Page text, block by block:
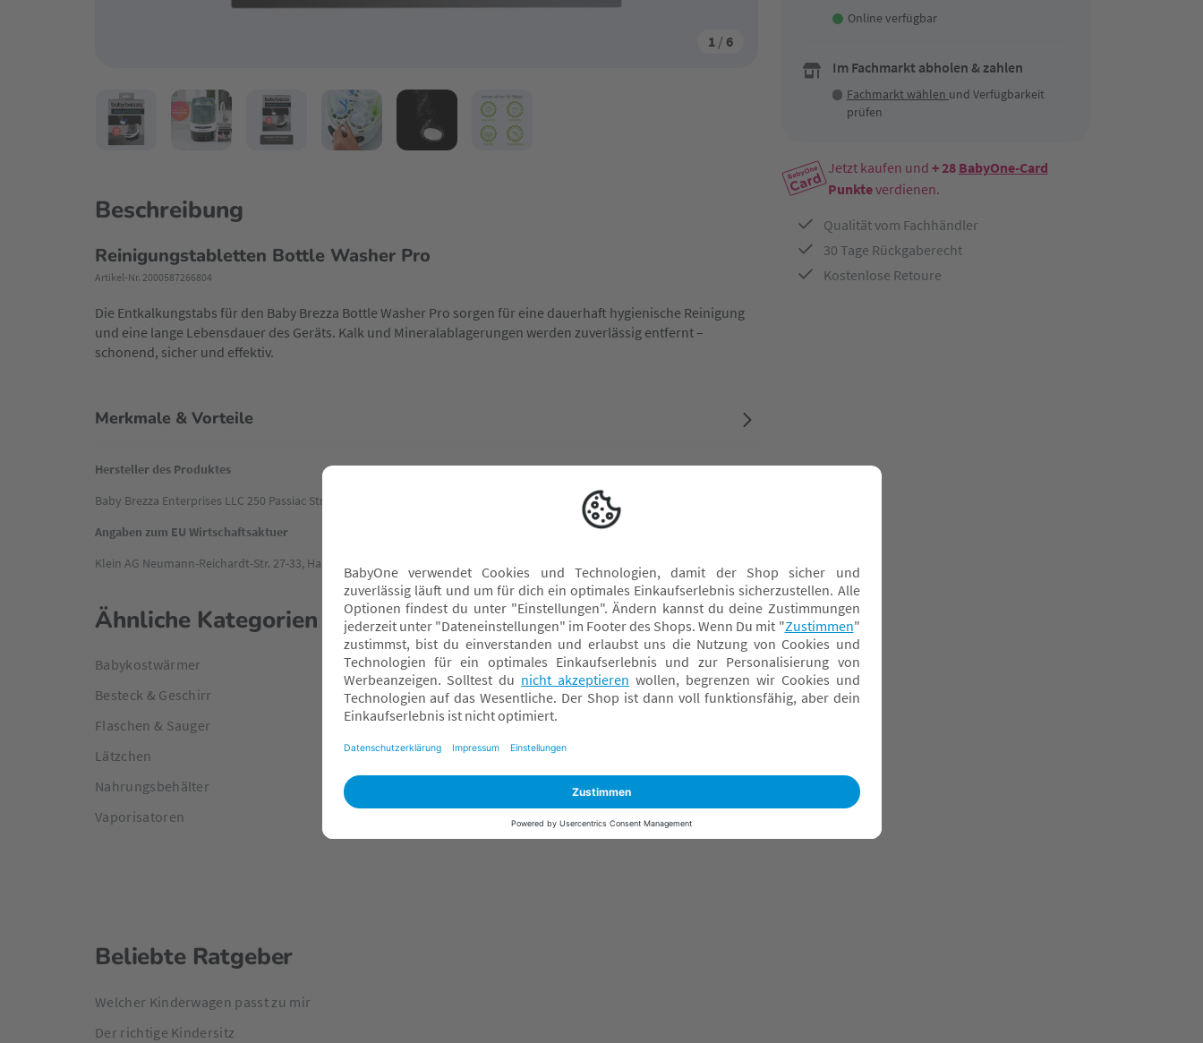
1 / 6
Online verfügbar
Im Fachmarkt abholen & zahlen
Fachmarkt wählen und Verfügbarkeit
prüfen
Jetzt kaufen und + 28 BabyOne-Card
Punkteverdienen.
Qualität vom Fachhändler
30 Tage Rückgaberecht
Kostenlose Retoure
Beschreibung
Reinigungstabletten Bottle Washer Pro
Artikel-Nr. 2000587266804
Die Entkalkungstabs für den Baby Brezza Bottle Washer Pro sorgen für eine dauerhaft hygienische Reinigung
und eine lange Lebensdauer des Geräts. Kalk und Mineralablagerungen werden zuverlässig entfernt –
schonend, sicher und effektiv.
Merkmale & Vorteile
Hersteller des Produktes
Baby Brezza Enterprises LLC 250 Passiac Street, Newark, US, NJ 07104, service@babybrezza.ca
Angaben zum EU Wirtschaftsaktuer
Klein AG Neumann-Reichardt-Str. 27-33, Haus 14, 22041 Hamburg, DE, info@kleinundmore.de
Ähnliche Kategorien
Babykostwärmer
Besteck & Geschirr
Flaschen & Sauger
Lätzchen
Nahrungsbehälter
Vaporisatoren
Beliebte Ratgeber
Welcher Kinderwagen passt zu mir
Der richtige Kindersitz